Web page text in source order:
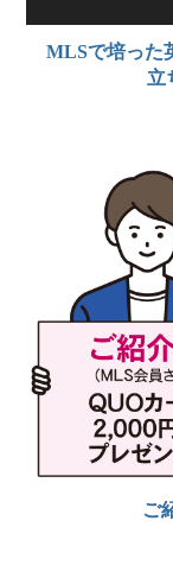
MLSで培った
立
ご